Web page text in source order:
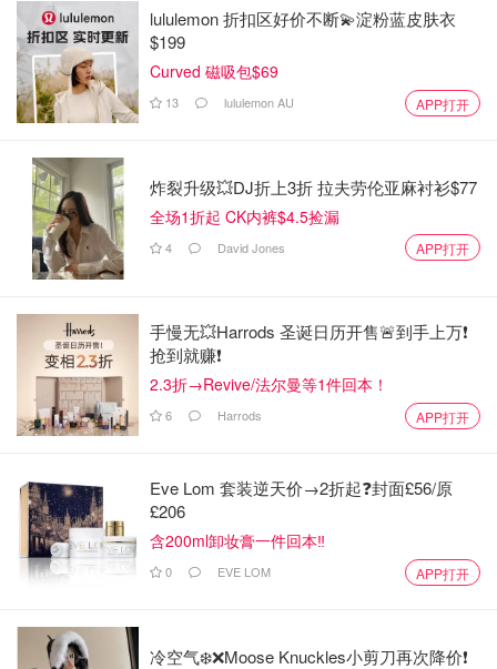
lululemon 折扣区好价不断💫淀粉蓝皮肤衣
$199
Curved 磁吸包$69
13 lululemon AU APP打开
炸裂升级💥DJ折上3折 拉夫劳伦亚麻衬衫$77
全场1折起 CK内裤$4.5捡漏
4 David Jones APP打开
手慢无💥Harrods 圣诞日历开售🚨到手上万❗️
抢到就赚❗️
2.3折→Revive/法尔曼等1件回本！
6 Harrods APP打开
Eve Lom 套装逆天价→2折起❓封面£56/原
£206
含200ml卸妆膏一件回本‼️
0 EVE LOM APP打开
冷空气❄️❌️Moose Knuckles小剪刀再次降价❗️